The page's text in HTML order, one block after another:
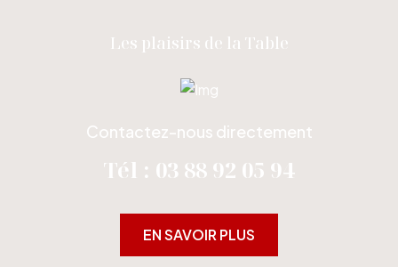
Les plaisirs de la Table
Contactez-nous directement
Tél : 03 88 92 05 94
EN SAVOIR PLUS